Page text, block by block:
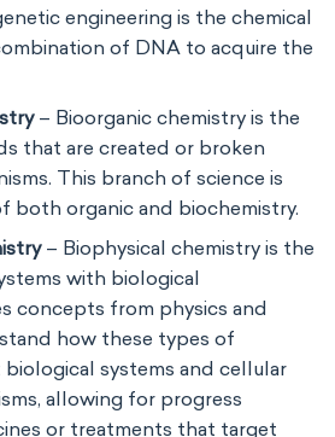
engineering is the chemical
of DNA to acquire the
– Bioorganic chemistry is the
that are created or broken
This branch of science is
both organic and biochemistry.
– Biophysical chemistry is the
with biological
concepts from physics and
how these types of
systems and cellular
allowing for progress
or treatments that target